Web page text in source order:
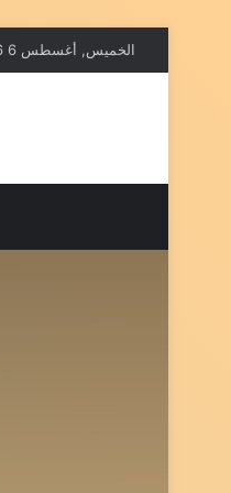
الخميس, أغسطس 6 2026